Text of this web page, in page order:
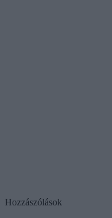
Hozzászólások